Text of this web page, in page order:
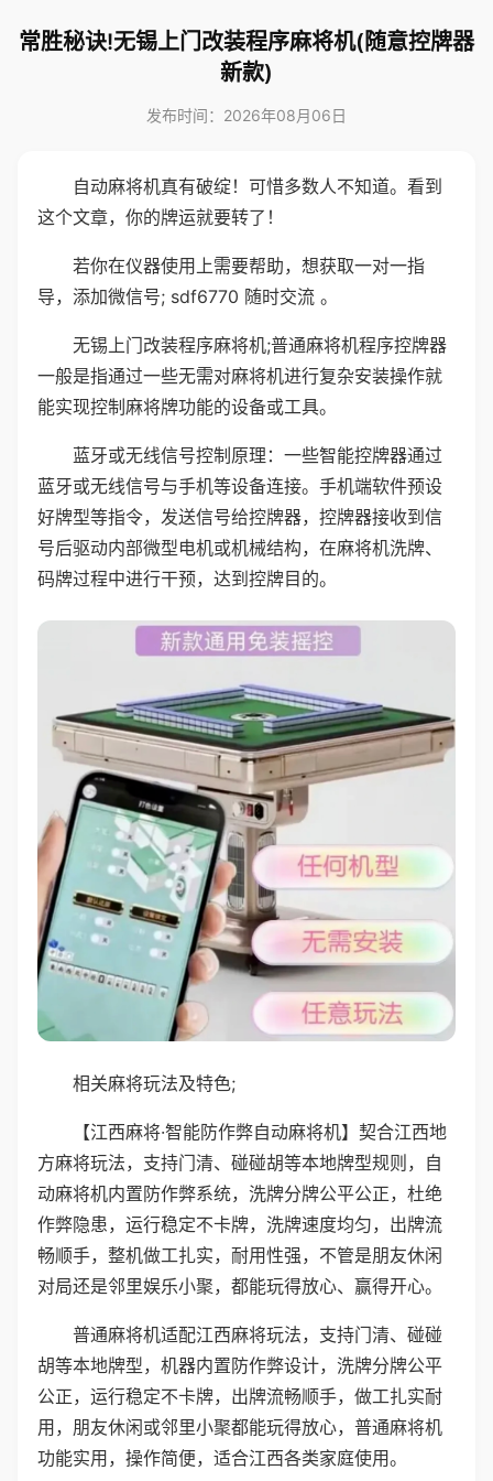
常胜秘诀!无锡上门改装程序麻将机(随意控牌器
新款)
发布时间：2026年08月06日
自动麻将机真有破绽！可惜多数人不知道。看到
这个文章，你的牌运就要转了！
若你在仪器使用上需要帮助，想获取一对一指
导，添加微信号; sdf6770 随时交流 。
无锡上门改装程序麻将机;普通麻将机程序控牌器
一般是指通过一些无需对麻将机进行复杂安装操作就
能实现控制麻将牌功能的设备或工具。
蓝牙或无线信号控制原理：一些智能控牌器通过
蓝牙或无线信号与手机等设备连接。手机端软件预设
好牌型等指令，发送信号给控牌器，控牌器接收到信
号后驱动内部微型电机或机械结构，在麻将机洗牌、
码牌过程中进行干预，达到控牌目的。
相关麻将玩法及特色;
【江西麻将·智能防作弊自动麻将机】契合江西地
方麻将玩法，支持门清、碰碰胡等本地牌型规则，自
动麻将机内置防作弊系统，洗牌分牌公平公正，杜绝
作弊隐患，运行稳定不卡牌，洗牌速度均匀，出牌流
畅顺手，整机做工扎实，耐用性强，不管是朋友休闲
对局还是邻里娱乐小聚，都能玩得放心、赢得开心。
普通麻将机适配江西麻将玩法，支持门清、碰碰
胡等本地牌型，机器内置防作弊设计，洗牌分牌公平
公正，运行稳定不卡牌，出牌流畅顺手，做工扎实耐
用，朋友休闲或邻里小聚都能玩得放心，普通麻将机
功能实用，操作简便，适合江西各类家庭使用。